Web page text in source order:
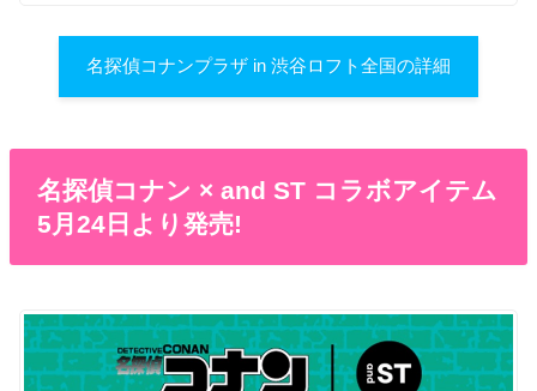
名探偵コナンプラザ in 渋谷ロフト全国の詳細
名探偵コナン × and ST コラボアイテム
5月24日より発売!